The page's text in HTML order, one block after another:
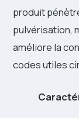
produit
pulvérisation,
améliore la
codes utiles